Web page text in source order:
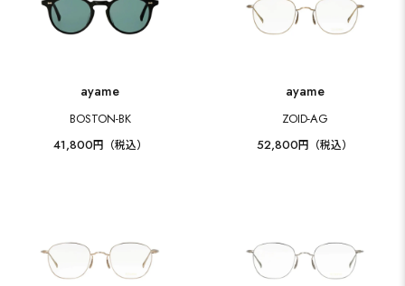
ayame
BOSTON-BK
41,800円（税込）
ayame
ZOID-AG
52,800円（税込）